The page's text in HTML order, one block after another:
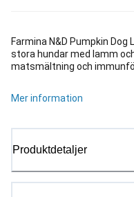
Farmina N&D Pumpkin
stora hundar med lamm
matsmältning och
Mer information
Produktdetaljer